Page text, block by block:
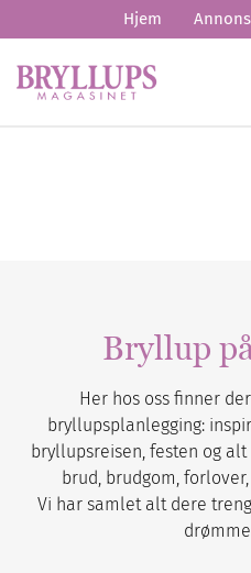
Hjem
Bryllup
Her hos oss finner
bryllupsplanlegging:
bryllupsreisen, festen og
brud, brudgom,
Vi har samlet alt dere